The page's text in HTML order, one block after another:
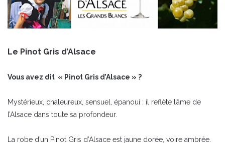
Le Pinot Gris d’Alsace
Vous avez dit « Pinot Gris d’Alsace » ?
Mystérieux, chaleureux, sensuel, épanoui : il reflète l’âme de
l’Alsace dans toute sa profondeur.
La robe d’un Pinot Gris d’Alsace est jaune dorée, voire ambrée.